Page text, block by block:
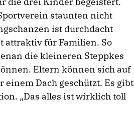
staunten nicht
ist durchdacht
attraktiv für Familien. So
die kleineren Steppkes
Eltern können sich auf
Dach geschützt. Es gibt
„Das alles ist wirklich toll